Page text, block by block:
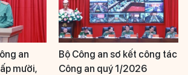
an
mười,
Bộ Công an sơ kết công tác
Công an quý 1/2026